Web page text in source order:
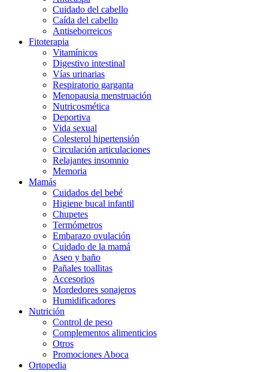
Cuidado del cabello
Caída del cabello
Antiseborreicos
Fitoterapia
Vitamínicos
Digestivo intestinal
Vías urinarias
Respiratorio garganta
Menopausia menstruación
Nutricosmética
Deportiva
Vida sexual
Colesterol hipertensión
Circulación articulaciones
Relajantes insomnio
Memoria
Mamás
Cuidados del bebé
Higiene bucal infantil
Chupetes
Termómetros
Embarazo ovulación
Cuidado de la mamá
Aseo y baño
Pañales toallitas
Accesorios
Mordedores sonajeros
Humidificadores
Nutrición
Control de peso
Complementos alimenticios
Otros
Promociones Aboca
Ortopedia